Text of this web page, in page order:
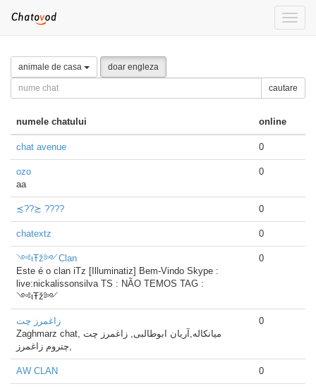
Toggle
animale de casa doar engleza
cautare
numele chatului online
chat avenue 0
ozo
aa
0
≾??≿ ???? 0
chatextz 0
༺ιŦž༻Clan
Este é o clan iTz [Illuminatiz] Bem-Vindo Skype :
live:nickalissonsilva TS : NÃO TEMOS TAG :
༺ιŦž༻
0
زاغمرز چت
Zaghmarz chat, میانکاله,آریان ابوطالبی, زاغمرز چت
,چتروم زاغمرز
0
AW CLAN 0